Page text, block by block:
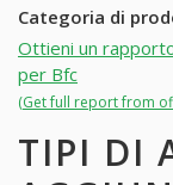
Categoria di
Ottieni un
per Bfc
(Get full report from
TIPI DI